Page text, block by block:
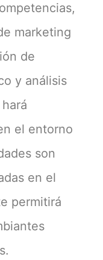
marketing
de
y análisis
el entorno
son
en el
permitirá